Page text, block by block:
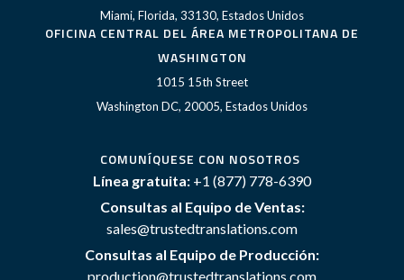
Miami, Florida, 33130, Estados Unidos
OFICINA CENTRAL DEL ÁREA METROPOLITANA DE
WASHINGTON
1015 15th Street
Washington DC, 20005, Estados Unidos
COMUNÍQUESE CON NOSOTROS
Línea gratuita: +1 (877) 778-6390
Consultas al Equipo de Ventas:
sales@trustedtranslations.com
Consultas al Equipo de Producción:
production@trustedtranslations.com